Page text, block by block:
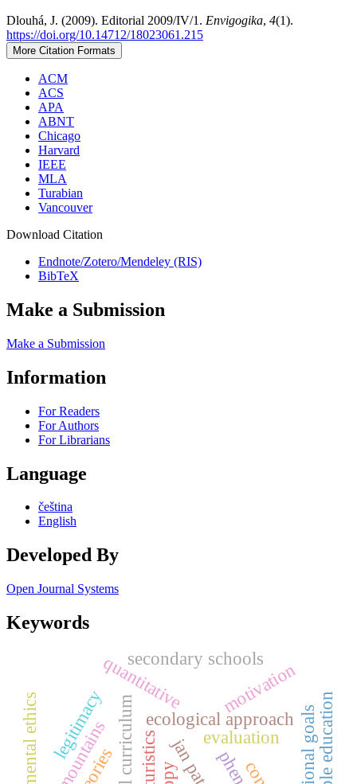
Dlouhá, J. (2009). Editorial 2009/IV/1. Envigogika, 4(1).
https://doi.org/10.14712/18023061.215
More Citation Formats
ACM
ACS
APA
ABNT
Chicago
Harvard
IEEE
MLA
Turabian
Vancouver
Download Citation
Endnote/Zotero/Mendeley (RIS)
BibTeX
Make a Submission
Make a Submission
Information
For Readers
For Authors
For Librarians
Language
čeština
English
Developed By
Open Journal Systems
Keywords
ecological approach
motivation
turistics
quantitative
secondary schools
legitimacy evaluation